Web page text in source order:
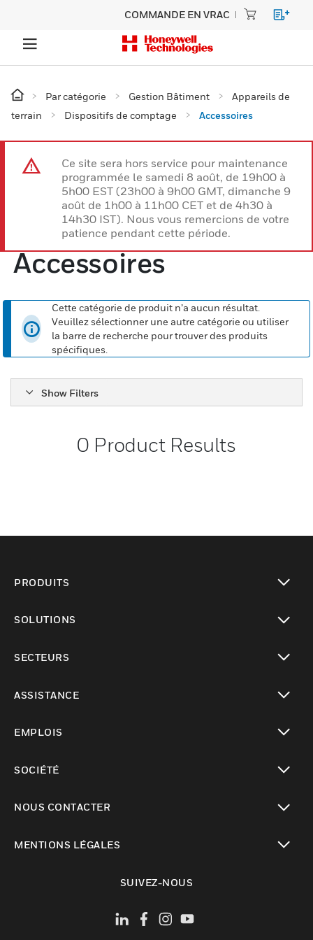
COMMANDE EN VRAC
Par catégorie Gestion Bâtiment
Appareils de
terrain
Dispositifs de comptage Accessoires
Ce site sera hors service pour maintenance
programmée le samedi 8 août, de 19h00 à
5h00 EST (23h00 à 9h00 GMT, dimanche 9
août de 1h00 à 11h00 CET et de 4h30 à
14h30 IST). Nous vous remercions de votre
patience pendant cette période.
Accessoires
Cette catégorie de produit n’a aucun résultat.
Veuillez sélectionner une autre catégorie ou utiliser
la barre de recherche pour trouver des produits
spécifiques.
Show Filters
0 Product Results
PRODUITS
SOLUTIONS
SECTEURS
ASSISTANCE
EMPLOIS
SOCIÉTÉ
NOUS CONTACTER
MENTIONS LÉGALES
SUIVEZ-NOUS